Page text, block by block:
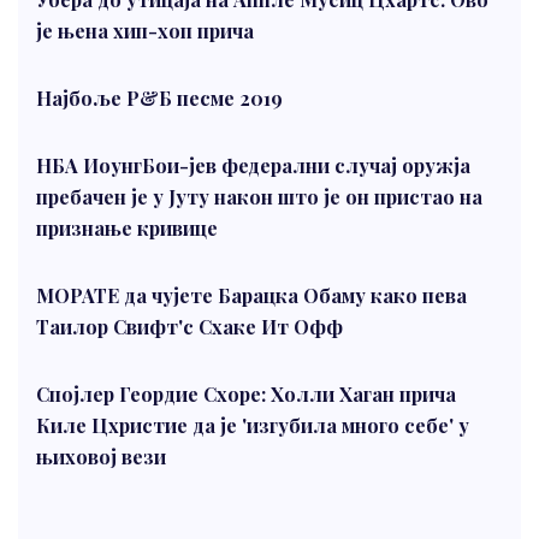
је њена хип-хоп прича
Најбоље Р&Б песме 2019
НБА ИоунгБои-јев федерални случај оружја
пребачен је у Јуту након што је он пристао на
признање кривице
МОРАТЕ да чујете Барацка Обаму како пева
Таилор Свифт'с Схаке Ит Офф
Спојлер Геордие Схоре: Холли Хаган прича
Киле Цхристие да је 'изгубила много себе' у
њиховој вези